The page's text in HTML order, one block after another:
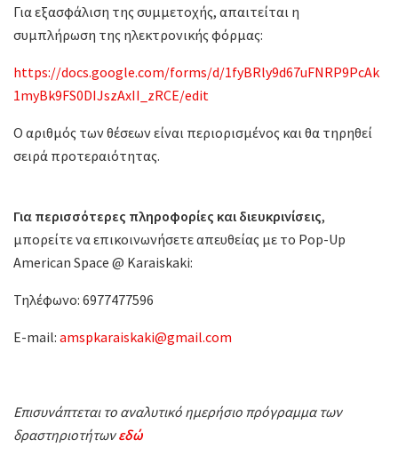
Για εξασφάλιση της συμμετοχής, απαιτείται η
συμπλήρωση της ηλεκτρονικής φόρμας:
https://docs.google.com/forms/d/1fyBRly9d67uFNRP9PcAk
1myBk9FS0DIJszAxII_zRCE/edit
Ο αριθμός των θέσεων είναι περιορισμένος και θα τηρηθεί
σειρά προτεραιότητας.
Για περισσότερες πληροφορίες και διευκρινίσεις,
μπορείτε να επικοινωνήσετε απευθείας με το Pop-Up
American Space @ Karaiskaki:
Τηλέφωνο: 6977477596
E-mail: amspkaraiskaki@gmail.com
Επισυνάπτεται το αναλυτικό ημερήσιο πρόγραμμα των
δραστηριοτήτωνεδώ